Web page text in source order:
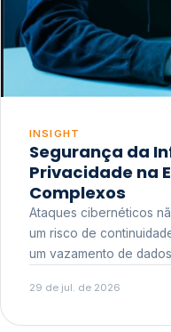
INSIGHT
Segurança da
Privacidade na
Complexos
Ataques cibernéticos
um risco de continuidade de
um vazamento de
reputacional e o risco
29 de jul. de 2026